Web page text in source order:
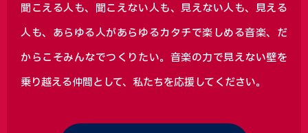
聞こえる人も、聞こえない人も、見えない人も、見える
人も、あらゆる人があらゆるカタチで楽しめる音楽、 だ
からこそみんなでつくりたい。音楽の力で見えない壁を
乗り越える仲間として、私たちを応援してください。